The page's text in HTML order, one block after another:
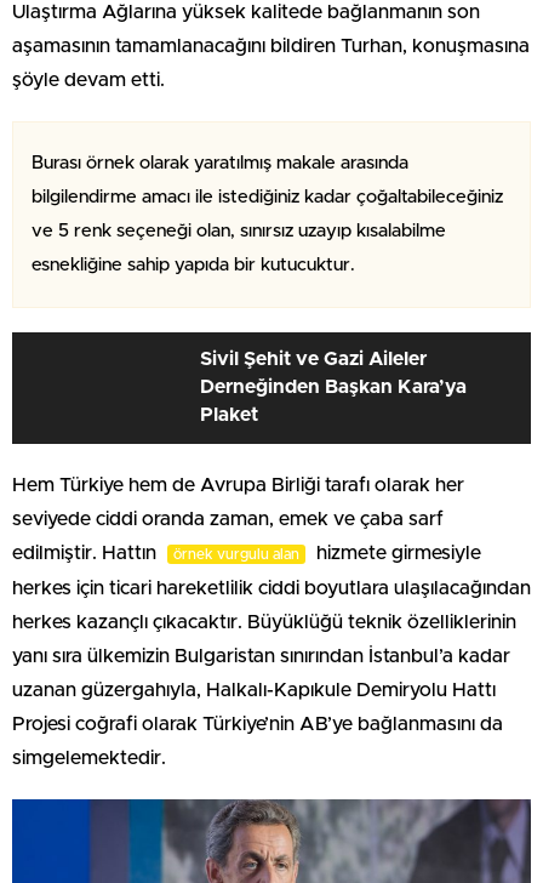
Ulaştırma Ağlarına yüksek kalitede bağlanmanın son
aşamasının tamamlanacağını bildiren Turhan, konuşmasına
şöyle devam etti.
Burası örnek olarak yaratılmış makale arasında
bilgilendirme amacı ile istediğiniz kadar çoğaltabileceğiniz
ve 5 renk seçeneği olan, sınırsız uzayıp kısalabilme
esnekliğine sahip yapıda bir kutucuktur.
Sivil Şehit ve Gazi Aileler
Derneğinden Başkan Kara’ya
Plaket
Hem Türkiye hem de Avrupa Birliği tarafı olarak her
seviyede ciddi oranda zaman, emek ve çaba sarf
edilmiştir. Hattın
örnek vurgulu alan
hizmete girmesiyle
herkes için ticari hareketlilik ciddi boyutlara ulaşılacağından
herkes kazançlı çıkacaktır. Büyüklüğü teknik özelliklerinin
yanı sıra ülkemizin Bulgaristan sınırından İstanbul’a kadar
uzanan güzergahıyla, Halkalı-Kapıkule Demiryolu Hattı
Projesi coğrafi olarak Türkiye’nin AB’ye bağlanmasını da
simgelemektedir.